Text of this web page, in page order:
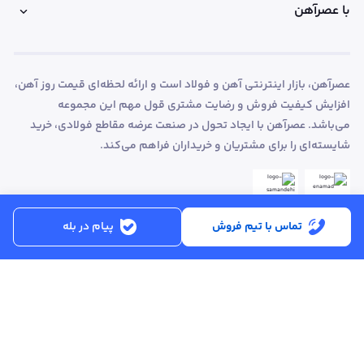
تماس با تیم فروش پیام در بله
با عصرآهن
عصرآهن، بازار اینترنتی آهن و فولاد است و ارائه لحظه‌ای قیمت روز آهن،
افزایش کیفیت فروش و رضایت مشتری قول مهم این مجموعه
می‌باشد. عصرآهن با ایجاد تحول در صنعت عرضه مقاطع فولادی، خرید
شایسته‌ای را برای مشتریان و خریداران فراهم می‌کند.
ساعت کاری:شنبه تا پنجشنبه از ساعت 8:30 تا 17:00